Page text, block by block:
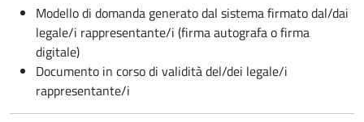
Modello di domanda generato dal sistema firmato dal/dai
legale/i rappresentante/i (firma autografa o firma
digitale)
Documento in corso di validità del/dei legale/i
rappresentante/i